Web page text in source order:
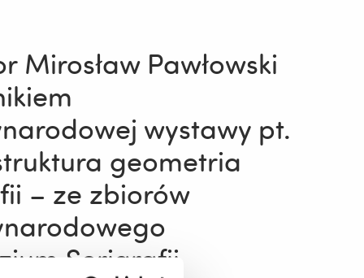
Mirosław Pawłowski
wystawy pt.
geometria
– ze zbiorów
Serigrafii